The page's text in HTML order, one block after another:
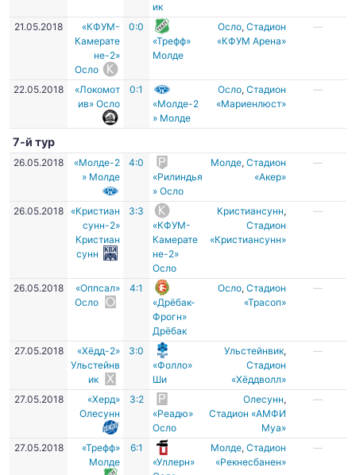
ик
21.05.2018
«КФУМ-
Камерате
не-2»
Осло
0:0
«Трефф»
Молде
Осло,Стадион
«КФУМ Арена»
—
22.05.2018
«Локомот
ив» Осло
0:1
«Молде-2
» Молде
Осло,Стадион
«Мариенлюст»
—
7-й тур
26.05.2018
«Молде-2
» Молде
4:0
«Рилиндья
» Осло
Молде,Стадион
«Акер»
—
26.05.2018
«Кристиан
сунн-2»
Кристиан
сунн
3:3
«КФУМ-
Камерате
не-2»
Осло
Кристиансунн,
Стадион
«Кристиансунн»
—
26.05.2018
«Оппсал»
Осло
4:1
«Дрёбак-
Фрогн»
Дрёбак
Осло,Стадион
«Трасоп»
—
27.05.2018
«Хёдд-2»
Ульстейнв
ик
3:0
«Фолло»
Ши
Ульстейнвик,
Стадион
«Хёддволл»
—
27.05.2018
«Херд»
Олесунн
3:2
«Реадю»
Осло
Олесунн,
Стадион «АМФИ
Муа»
—
27.05.2018
«Трефф»
Молде
6:1
«Уллерн»
Молде,Стадион
«Рекнесбанен»
—